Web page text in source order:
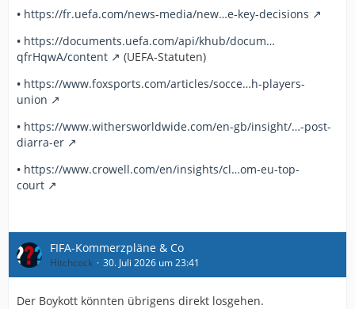
• https://fr.uefa.com/news-media/new…e-key-decisions
• https://documents.uefa.com/api/khub/docum…
qfrHqwA/content
(UEFA-Statuten)
• https://www.foxsports.com/articles/socce…h-players-
union
• https://www.withersworldwide.com/en-gb/insight/…-post-
diarra-er
• https://www.crowell.com/en/insights/cl…om-eu-top-
court
FIFA-Kommerzpläne & Co
Hitchcock 30. Juli 2026 um 23:41
Der Boykott könnten übrigens direkt losgehen.